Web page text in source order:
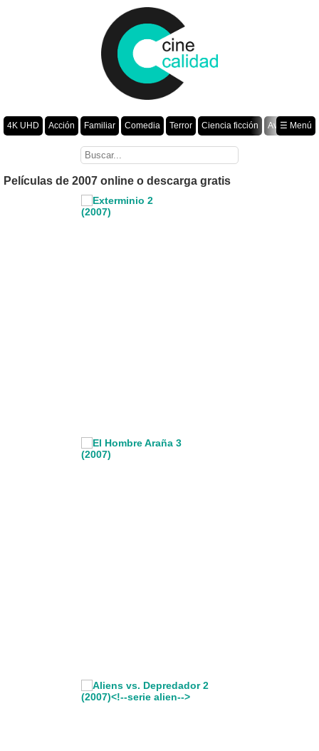
4K UHD Acción Familiar Comedia Terror Ciencia ficción
Aventura
Romance Fantasía Drama Animación Crimen
☰ Menú
Películas de 2007 online o descarga gratis